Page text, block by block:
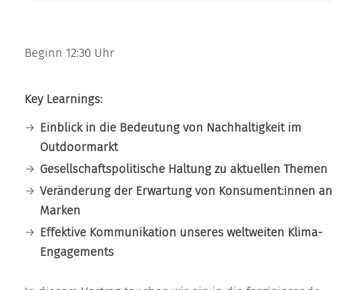
Beginn 12:30 Uhr
Key Learnings:
Einblick in die Bedeutung von Nachhaltigkeit im
Outdoormarkt
Gesellschaftspolitische Haltung zu aktuellen Themen
Veränderung der Erwartung von Konsument:innen an
Marken
Effektive Kommunikation unseres weltweiten Klima-
Engagements